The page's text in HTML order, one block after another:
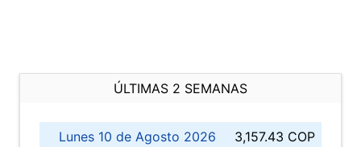
ÚLTIMAS 2 SEMANAS
Lunes 10 de Agosto 2026
3,157.43 COP